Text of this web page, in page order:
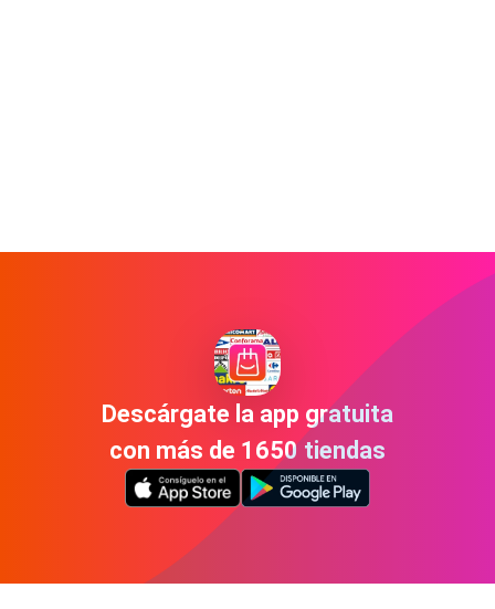
Descárgate la app gratuita
con más de 1650 tiendas